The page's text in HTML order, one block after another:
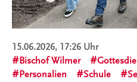
15.06.2026, 17:26 Uhr
Bischof Wilmer
Personalien
Schule